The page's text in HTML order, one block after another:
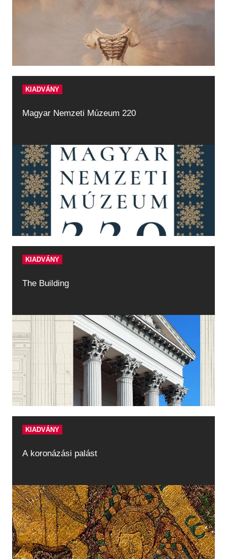
KIADVÁNY
Magyar Nemzeti Múzeum 220
KIADVÁNY
The Building
KIADVÁNY
A koronázási palást